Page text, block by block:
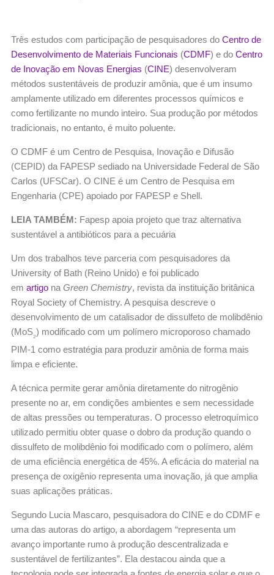
Três estudos com participação de pesquisadores do Centro de
Desenvolvimento de Materiais Funcionais (CDMF) e do Centro
de Inovação em Novas Energias (CINE) desenvolveram
métodos sustentáveis de produzir amônia, que é um insumo
amplamente utilizado em diferentes processos químicos e
como fertilizante no mundo inteiro. Sua produção por métodos
tradicionais, no entanto, é muito poluente.
O CDMF é um Centro de Pesquisa, Inovação e Difusão
(CEPID) da FAPESP sediado na Universidade Federal de São
Carlos (UFSCar). O CINE é um Centro de Pesquisa em
Engenharia (CPE) apoiado por FAPESP e Shell.
LEIA TAMBÉM: Fapesp apoia projeto que traz alternativa
sustentável a antibióticos para a pecuária
Um dos trabalhos teve parceria com pesquisadores da
University of Bath (Reino Unido) e foi publicado
em artigo na Green Chemistry, revista da instituição britânica
Royal Society of Chemistry. A pesquisa descreve o
desenvolvimento de um catalisador de dissulfeto de molibdênio
(MoS₂) modificado com um polímero microporoso chamado
PIM-1 como estratégia para produzir amônia de forma mais
limpa e eficiente.
A técnica permite gerar amônia diretamente do nitrogênio
presente no ar, em condições ambientes e sem necessidade
de altas pressões ou temperaturas. O processo eletroquímico
utilizado permitiu obter quase o dobro da produção quando o
dissulfeto de molibdênio foi modificado com o polímero, além
de uma eficiência energética de 45%. A eficácia do material na
presença de oxigênio representa uma inovação, já que amplia
suas aplicações práticas.
Segundo Lucia Mascaro, pesquisadora do CINE e do CDMF e
uma das autoras do artigo, a abordagem “representa um
avanço importante rumo à produção descentralizada e
sustentável de fertilizantes”. Ela destacou ainda que a